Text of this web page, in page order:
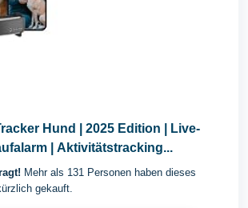
Hund | 2025 Edition | Live-
| Aktivitätstracking...
Mehr als 131 Personen haben dieses
gekauft.